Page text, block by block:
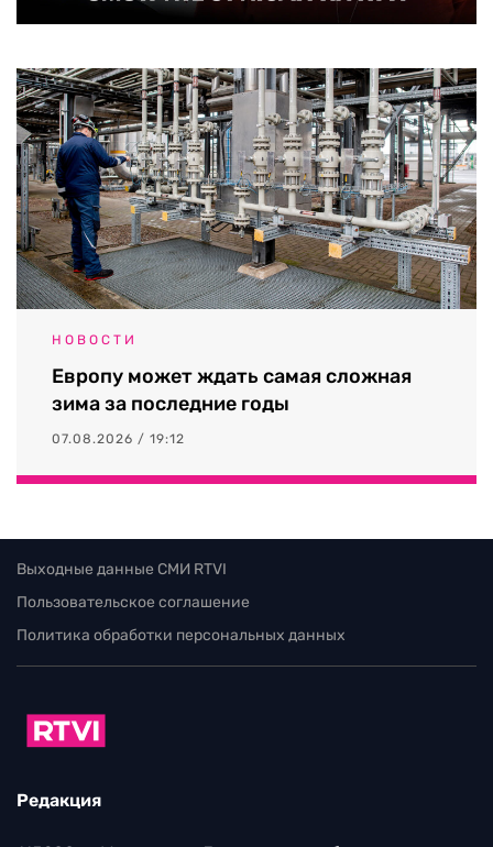
НОВОСТИ
Европу может ждать самая сложная
зима за последние годы
07.08.2026 / 19:12
Выходные данные СМИ RTVI
Пользовательское соглашение
Политика обработки персональных данных
Редакция